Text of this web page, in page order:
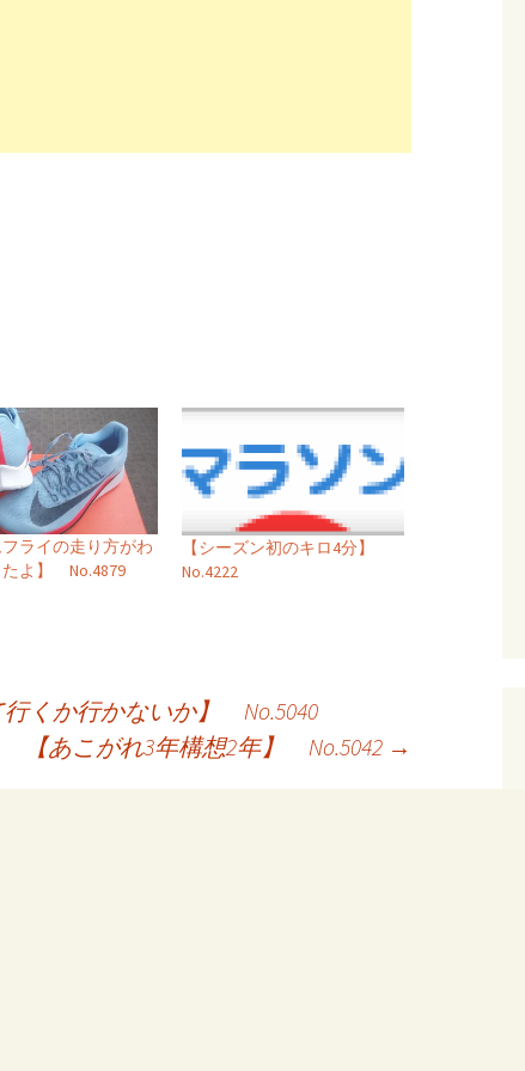
フライの走り方がわ
よ】 No.4879
【シーズン初のキロ4分】
No.4222
くか行かないか】 No.5040
【あこがれ3年構想2年】 No.5042 →